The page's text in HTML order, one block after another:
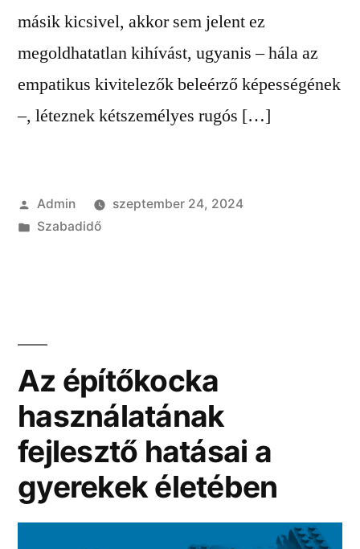
másik kicsivel, akkor sem jelent ez
megoldhatatlan kihívást, ugyanis – hála az
empatikus kivitelezők beleérző képességének
–, léteznek kétszemélyes rugós […]
Szerző:
Admin
szeptember 24, 2024
Kategória:
Szabadidő
Az építőkocka
használatának
fejlesztő hatásai a
gyerekek életében